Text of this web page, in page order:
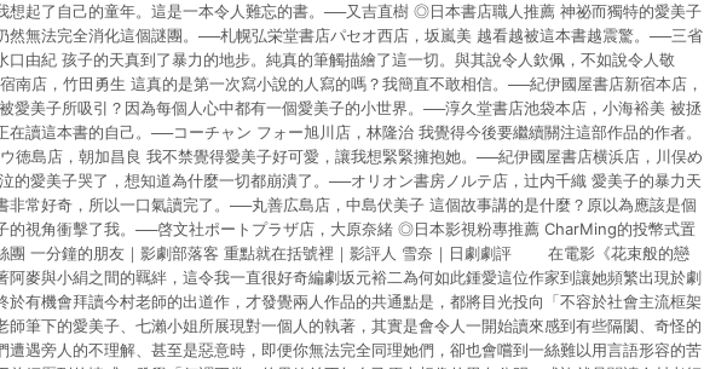
想起了自己的童年。這是一本令人難忘的書。──又吉直樹 ◎日本書店職人推薦 神祕而獨特的愛美子
然無法完全消化這個謎團。──札幌弘栄堂書店パセオ西店，坂嵐美 越看越被這本書越震驚。──三省
口由紀 孩子的天真到了暴力的地步。純真的筆觸描繪了這一切。與其說令人欽佩，不如說令人敬
南店，竹田勇生 這真的是第一次寫小說的人寫的嗎？我簡直不敢相信。──紀伊國屋書店新宿本店，
愛美子所吸引？因為每個人心中都有一個愛美子的小世界。──淳久堂書店池袋本店，小海裕美 被拯
在讀這本書的自己。──コーチャン フォー旭川店，林隆治 我覺得今後要繼續關注這部作品的作者。
徳島店，朝加昌良 我不禁覺得愛美子好可愛，讓我想緊緊擁抱她。──紀伊國屋書店横浜店，川俣め
的愛美子哭了，想知道為什麼一切都崩潰了。──オリオン書房ノルテ店，辻内千織 愛美子的暴力天
非常好奇，所以一口氣讀完了。──丸善広島店，中島伏美子 這個故事講的是什麼？原以為應該是個
的視角衝擊了我。──啓文社ポートプラザ店，大原奈緒 ◎日本影視粉專推薦 CharMing的投幣式置
團 一分鐘的朋友｜影劇部落客 重點就在括號裡｜影評人 雪奈｜日劇劇評 在電影《花束般的戀
阿麥與小絹之間的羈絆，這令我一直很好奇編劇坂元裕二為何如此鍾愛這位作家到讓她頻繁出現於劇
於有機會拜讀今村老師的出道作，才發覺兩人作品的共通點是，都將目光投向「不容於社會主流框架
師筆下的愛美子、七瀨小姐所展現對一個人的執著，其實是會令人一開始讀來感到有些隔閡、奇怪的
遭遇旁人的不理解、甚至是惡意時，即便你無法完全同理她們，卻也會嚐到一絲難以用言語形容的苦